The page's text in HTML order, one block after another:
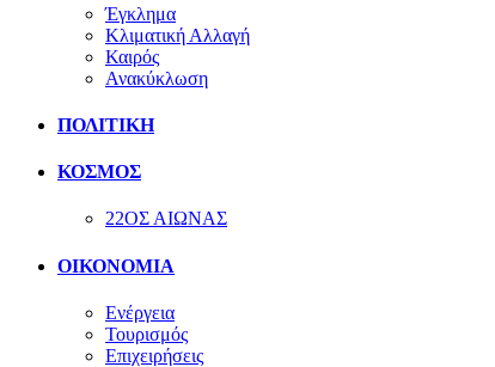
Έγκλημα
Κλιματική Αλλαγή
Καιρός
Ανακύκλωση
ΠΟΛΙΤΙΚΗ
ΚΟΣΜΟΣ
22ΟΣ ΑΙΩΝΑΣ
ΟΙΚΟΝΟΜΙΑ
Ενέργεια
Τουρισμός
Επιχειρήσεις